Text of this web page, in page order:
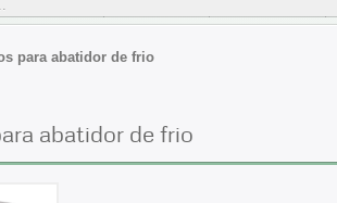
para abatidor de frio
abatidor de frio